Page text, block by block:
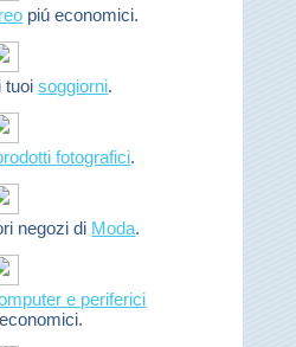
piú economici.
tuoisoggiorni.
fotografici.
negozi di Moda.
e periferici